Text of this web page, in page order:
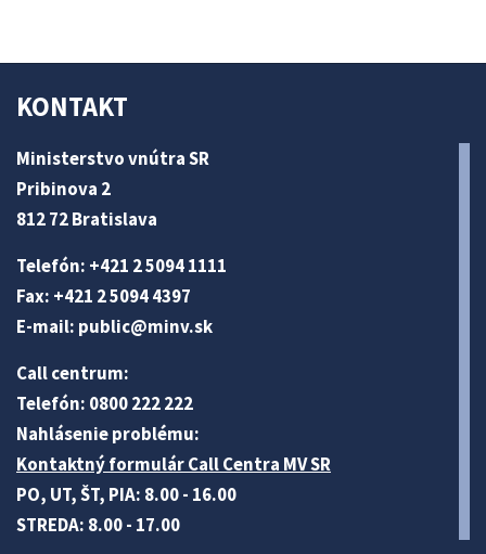
KONTAKT
Ministerstvo vnútra SR
Pribinova 2
812 72 Bratislava
Telefón: +421 2 5094 1111
Fax: +421 2 5094 4397
E-mail: public@minv.sk
Call centrum:
Telefón: 0800 222 222
Nahlásenie problému:
Kontaktný formulár Call Centra MV SR
PO, UT, ŠT, PIA: 8.00 - 16.00
STREDA: 8.00 - 17.00